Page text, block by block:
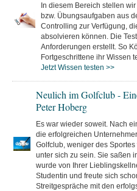
In diesem Bereich stellen
bzw. Übungsaufgaben aus
Controlling zur Verfügung,
absolvieren können. Die
Anforderungen erstellt. So
Fortgeschrittene ihr Wissen
Jetzt Wissen testen >>
Neulich im Golfclub -
Peter Hoberg
Es war wieder soweit. Nach
die erfolgreichen
Golfclub, weniger des
unter sich zu sein. Sie saßen
wurde von Ihrer
Studentin und freute sich
Streitgespräche mit den